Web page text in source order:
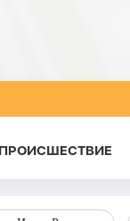
ПРОИСШЕСТВИЕ